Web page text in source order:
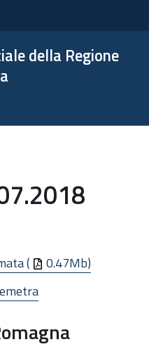
della Regione
(
0.47Mb)